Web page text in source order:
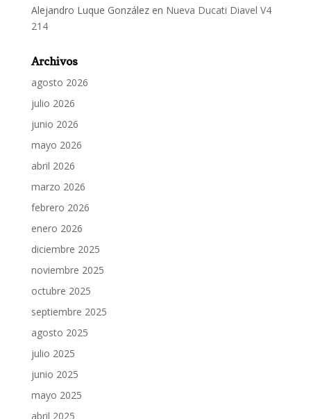
Alejandro Luque Gonzálezen Nueva Ducati Diavel V4
214
Archivos
agosto 2026
julio 2026
junio 2026
mayo 2026
abril 2026
marzo 2026
febrero 2026
enero 2026
diciembre 2025
noviembre 2025
octubre 2025
septiembre 2025
agosto 2025
julio 2025
junio 2025
mayo 2025
abril 2025